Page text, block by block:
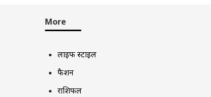
More
लाइफ स्टाइल
फैशन
राशिफल